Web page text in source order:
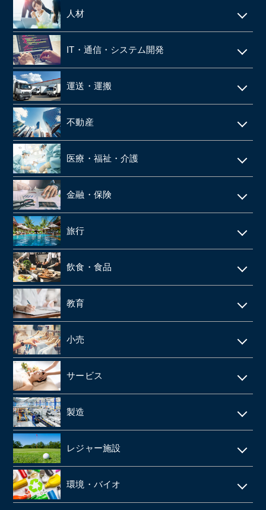
電気工事・管工事
建設・土木
空調設備工事
仮設足場工事・足場施工
施工管理
建材・住宅設備機器の卸
解体工事
鉄骨工事
内装・外装工事
消防設備点検・工事
建築資材卸
人材
人材派遣
SES
シェアードサービス
技術者派遣
IT・通信・システム開発
IT
システム開発
ネット通販・EC
ゲーム
web広告
SaaS事業
web制作
データセンター
運送・運搬
運送・物流
タクシー
倉庫
バス
引越
不動産
マンション管理
ビルメンテナンス
不動産テック
リフォーム
家賃保証・賃貸管理
不動産管理
医療・福祉・介護
調剤薬局
介護事業
施設介護・老人ホーム
訪問介護・デイサービス
医療機器卸・商社
製薬
SMO
CRO
動物病院
歯科
眼科クリニック
医薬品卸
障害者施設 ・就労継続支援施設
金融・保険
リース・レンタル
保険代理店
ファンド
旅行
ホテル・旅館
旅行会社・旅行代理店
飲食・食品
飲食店
給食業・給食サービス
宅配弁当
食品メーカー・食品加工・食品工場
清酒酒造・酒蔵
お弁当・惣菜屋
給食・テイクアウト・配達飲食
ラーメン屋
居酒屋
教育
学習塾
小売
アパレルメーカー・アパレル
スーパーマーケット
FC(フランチャイズ加盟店)
ドラッグストア
LPガス
サービス
警備
エステサロン
ネイルサロン
税理士事務所・会計事務所
製造
印刷
塗料・塗料卸売メーカー
段ボール
レジャー施設
ゴルフ場
クライミングジム・ボルダリングジム
環境・バイオ